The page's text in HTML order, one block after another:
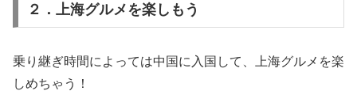
２．上海グルメを楽しもう
乗り継ぎ時間によっては中国に入国して、上海グルメを楽
しめちゃう！